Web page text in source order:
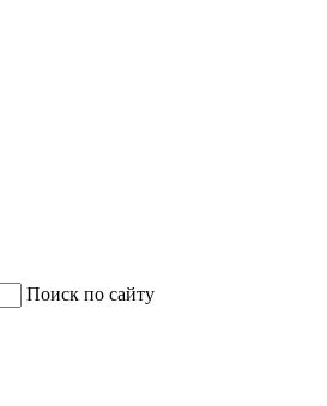
Поиск по сайту